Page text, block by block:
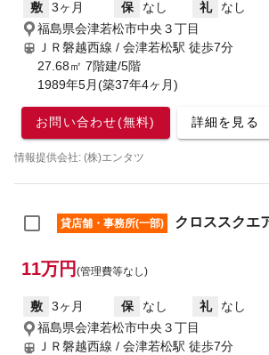
敷 3ヶ月 保 なし 礼
なし
福島県会津若松市中央３丁目
ＪＲ磐越西線 / 会津若松駅 徒歩7分
27.68㎡ 7階建/5階
1989年5月(築37年4ヶ月)
お問い合わせ(無料) 詳細を見る
情報提供会社: (株)エンタツ
貸店舗・事務所(一部) クロススクエ
11万円 (管理費等なし)
敷 3ヶ月 保 なし 礼
なし
福島県会津若松市中央３丁目
ＪＲ磐越西線 / 会津若松駅 徒歩7分